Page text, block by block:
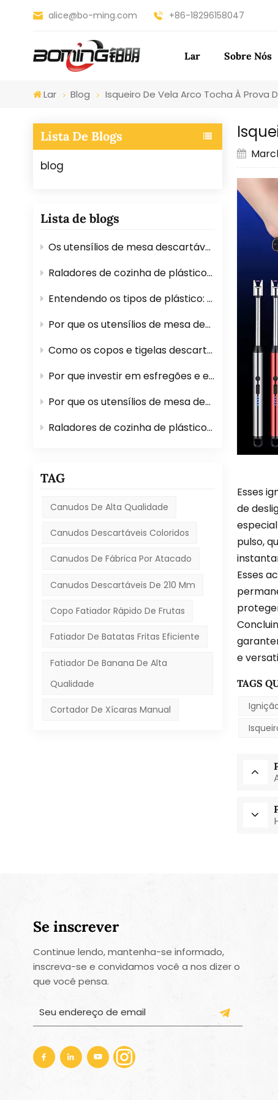
alice@bo-ming.com +86-18296158047
Lar Sobre Nós
Lar Blog Isqueiro De Vela Arco Tocha À Prova
Lista De Blogs
blog
Lista de blogs
Os utensílios de mesa descartáveis ​​de plástico são seguros para alimentos? Aqui está a resposta.
Raladores de cozinha de plástico versus de aço inoxidável: qual é o melhor?
Entendendo os tipos de plástico: quais são seguros para utensílios de mesa?
Por que os utensílios de mesa descartáveis ​​de plástico são perfeitos para eventos ao ar livre?
Como os copos e tigelas descartáveis ​​facilitam o serviço de catering?
Por que investir em esfregões e escovas de qualidade economiza tempo?
Por que os utensílios de mesa descartáveis ​​de plástico são perfeitos para eventos ao ar livre?
Raladores de cozinha de plástico versus de aço inoxidável: qual é o melhor?
TAG
Canudos De Alta Qualidade
Canudos Descartáveis ​​coloridos
Canudos De Fábrica Por Atacado
Canudos Descartáveis ​​de 210 Mm
Copo Fatiador Rápido De Frutas
Fatiador De Batatas Fritas Eficiente
Fatiador De Banana De Alta
Qualidade
Cortador De Xícaras Manual
Esses
de
pulso,
Esses
e
TAGS
Se inscrever
Continue lendo, mantenha-se informado,
inscreva-se e convidamos você a nos dizer o
que você pensa.